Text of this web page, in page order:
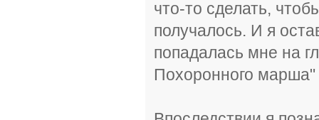
что-то сделать,
получалось. И я
попадалась мне на
Похоронного